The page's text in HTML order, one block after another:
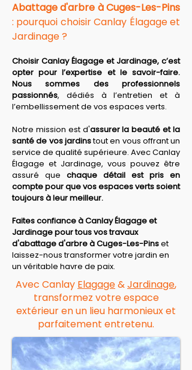
Abattage d'arbre à Cuges-Les-Pins
: pourquoi choisir Canlay Élagage et
Jardinage ?
Choisir Canlay Élagage et Jardinage, c’est
opter pour l’expertise et le savoir-faire.
Nous sommes des professionnels
passionnés, dédiés à l’entretien et à
l’embellissement de vos espaces verts.
Notre mission est d'assurer la beauté et la
santé de vos jardins tout en vous offrant un
service de qualité supérieure. Avec Canlay
Élagage et Jardinage, vous pouvez être
assuré que chaque détail est pris en
compte pour que vos espaces verts soient
toujours à leur meilleur.
Faites confiance à Canlay Élagage et
Jardinage pour tous vos travaux
d'abattage d'arbre à Cuges-Les-Pins et
laissez-nous transformer votre jardin en
un véritable havre de paix.
Avec Canlay Elagage&Jardinage,
transformez votre espace
extérieur en un lieu harmonieux et
parfaitement entretenu.